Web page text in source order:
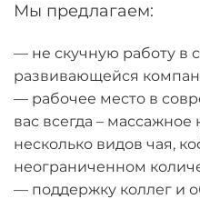
Мы предлагаем:
— не скучную работу в
развивающейся
— рабочее место в
вас всегда – массажное
несколько видов чая,
неограниченном
— поддержку коллег и